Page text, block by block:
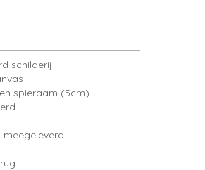
schilderij
spieraam (5cm)